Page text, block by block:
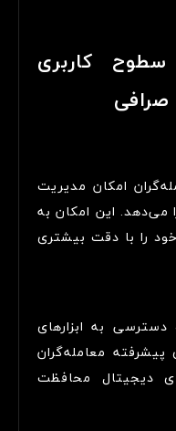
کاربری
امکان مدیریت
می‌دهد. این امکان به
را با دقت بیشتری
دسترسی به ابزارهای
معامله‌گران
دیجیتال محافظت